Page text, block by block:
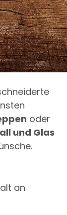
oder
und Glas
an